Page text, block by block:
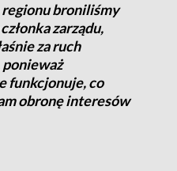
broniliśmy
zarządu,
za ruch
funkcjonuje, co
obronę interesów